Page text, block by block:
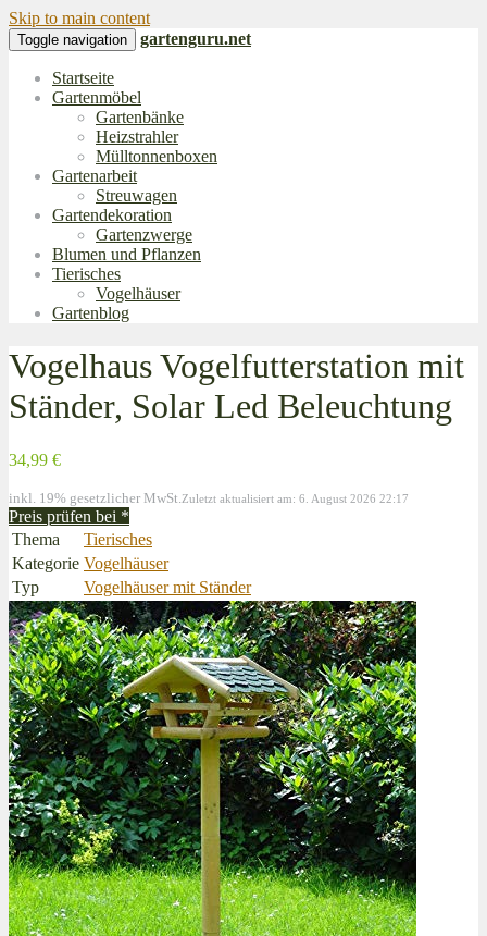
Skip to main content
Toggle navigation gartenguru.net
Startseite
Gartenmöbel
Gartenbänke
Heizstrahler
Mülltonnenboxen
Gartenarbeit
Streuwagen
Gartendekoration
Gartenzwerge
Blumen und Pflanzen
Tierisches
Vogelhäuser
Gartenblog
Vogelhaus Vogelfutterstation mit
Ständer, Solar Led Beleuchtung
34,99 €
inkl. 19% gesetzlicher MwSt. Zuletzt aktualisiert am: 6. August 2026 22:17
Preis prüfen bei *
Thema
Tierisches
Kategorie Vogelhäuser
Typ
Vogelhäuser mit Ständer